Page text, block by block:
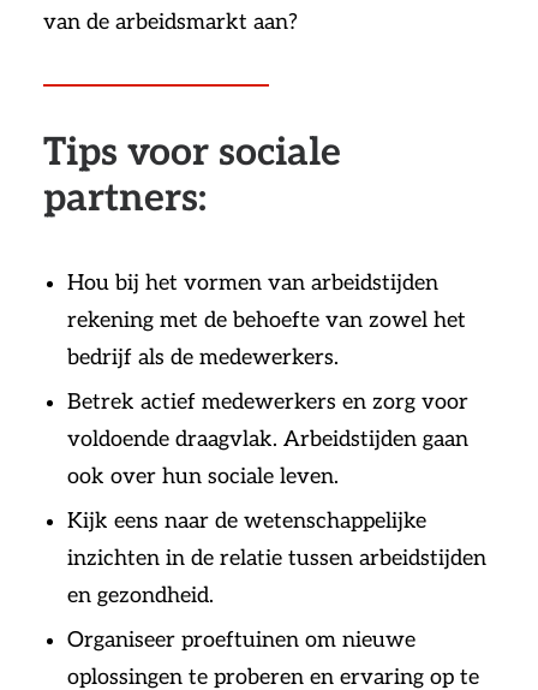
van de arbeidsmarkt aan?
Tips voor sociale
partners:
Hou bij het vormen van arbeidstijden
rekening met de behoefte van zowel het
bedrijf als de medewerkers.
Betrek actief medewerkers en zorg voor
voldoende draagvlak. Arbeidstijden gaan
ook over hun sociale leven.
Kijk eens naar de wetenschappelijke
inzichten in de relatie tussen arbeidstijden
en gezondheid.
Organiseer proeftuinen om nieuwe
oplossingen te proberen en ervaring op te